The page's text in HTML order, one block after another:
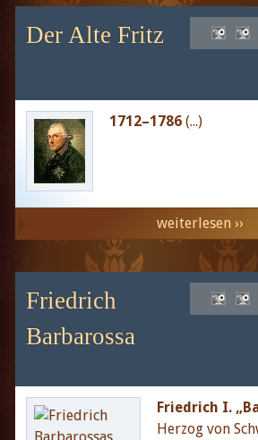
Der Alte Fritz
1712–1786(...)
weiterlesen ››
Friedrich
Barbarossa
Friedrich I.
Herzog von